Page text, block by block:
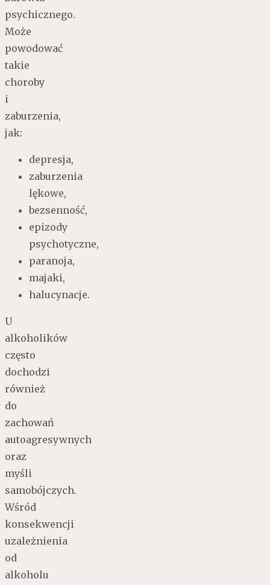
psychicznego.
Może
powodować
takie
choroby
i
zaburzenia,
jak:
depresja,
zaburzenia
lękowe,
bezsenność,
epizody
psychotyczne,
paranoja,
majaki,
halucynacje.
U
alkoholików
często
dochodzi
również
do
zachowań
autoagresywnych
oraz
myśli
samobójczych.
Wśród
konsekwencji
uzależnienia
od
alkoholu